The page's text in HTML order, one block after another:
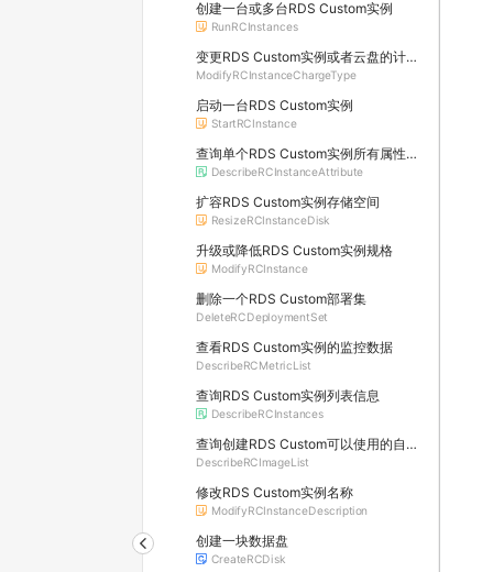
创建一台或多台RDS Custom实例
RunRCInstances
变更RDS Custom实例或者云盘的计费方式
ModifyRCInstanceChargeType
启动一台RDS Custom实例
StartRCInstance
查询单个RDS Custom实例所有属性信息
DescribeRCInstanceAttribute
扩容RDS Custom实例存储空间
ResizeRCInstanceDisk
升级或降低RDS Custom实例规格
ModifyRCInstance
删除一个RDS Custom部署集
DeleteRCDeploymentSet
查看RDS Custom实例的监控数据
DescribeRCMetricList
查询RDS Custom实例列表信息
DescribeRCInstances
查询创建RDS Custom可以使用的自定义镜像列表
DescribeRCImageList
修改RDS Custom实例名称
ModifyRCInstanceDescription
创建一块数据盘
CreateRCDisk